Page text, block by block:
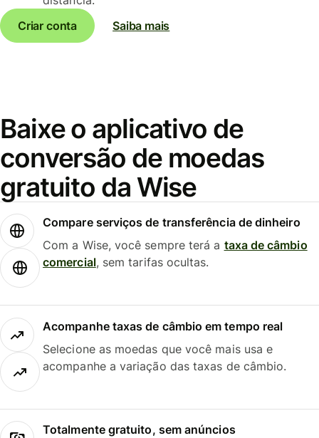
Criar conta
Saiba mais
Baixe o aplicativo de
conversão de moedas
gratuito da Wise
Compare serviços de transferência de dinheiro
Com a Wise, você sempre terá a taxa de câmbio
comercial, sem tarifas ocultas.
Acompanhe taxas de câmbio em tempo real
Selecione as moedas que você mais usa e
acompanhe a variação das taxas de câmbio.
Totalmente gratuito, sem anúncios